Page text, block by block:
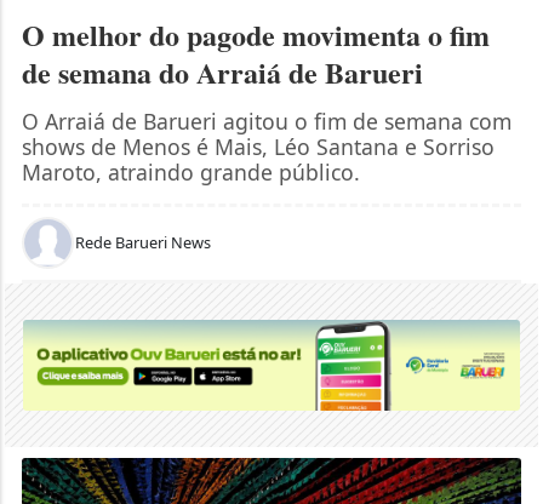
O melhor do pagode movimenta o fim
de semana do Arraiá de Barueri
O Arraiá de Barueri agitou o fim de semana com
shows de Menos é Mais, Léo Santana e Sorriso
Maroto, atraindo grande público.
Rede Barueri News